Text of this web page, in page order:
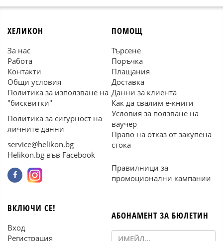
ХЕЛИКОН
За нас
Работа
Контакти
Общи условия
Политика за използване на
"бисквитки"
Политика за сигурност на
личните данни
service@helikon.bg
Helikon.bg във Facebook
ПОМОЩ
Търсене
Поръчка
Плащания
Доставка
Данни за клиента
Как да свалим е-книги
Условия за ползване на
ваучер
Право на отказ от закупена
стока
Правилници за
промоционални кампании
ВКЛЮЧИ СЕ!
Вход
Регистрация
АБОНАМЕНТ ЗА БЮЛЕТИН